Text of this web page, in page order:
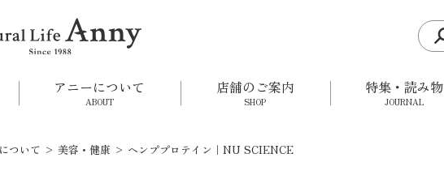
アニーについて
ABOUT
店舗のご案内
SHOP
特集・読み物
JOURNAL
ついて > 美容・健康 > ヘンププロテイン｜NU SCIENCE